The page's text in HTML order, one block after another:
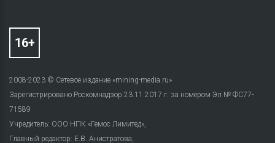
2008-2023 © Сетевое издание «mining-media.ru»
Зарегистрировано Роскомнадзор 23.11.2017 г. за номером Эл № ФС77-
71589
Учредитель: ООО НПК «Гемос Лимитед»,
Главный редактор: Е.В. Анистратова,